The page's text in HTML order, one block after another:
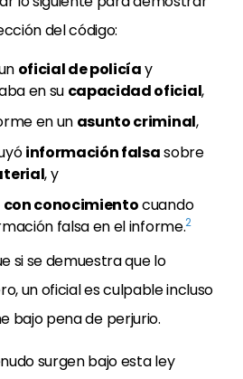
del código:
oficial de policíay
en su capacidad oficial,
en un asunto criminal,
información falsasobre
, y
con conocimientocuando
falsa en el informe.2
si se demuestra que lo
un oficial es culpable incluso
bajo pena de perjurio.
surgen bajo esta ley